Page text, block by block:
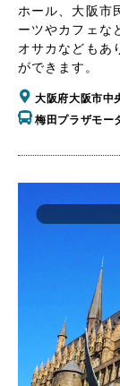
ホール、大阪市
ーツやカフェな
オサカなどもあ
ができます。
大阪府大阪市中
梅田プラザモー